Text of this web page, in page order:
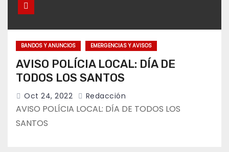
BANDOS Y ANUNCIOS EMERGENCIAS Y AVISOS
AVISO POLÍCIA LOCAL: DÍA DE
TODOS LOS SANTOS
Oct 24, 2022 Redacción
AVISO POLÍCIA LOCAL: DÍA DE TODOS LOS
SANTOS